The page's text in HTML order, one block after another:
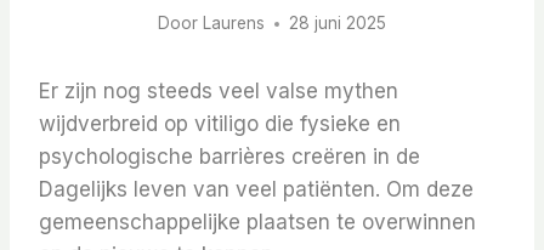
Door Laurens 28 juni 2025
Er zijn nog steeds veel valse mythen
wijdverbreid op vitiligo die fysieke en
psychologische barrières creëren in de
Dagelijks leven van veel patiënten. Om deze
gemeenschappelijke plaatsen te overwinnen